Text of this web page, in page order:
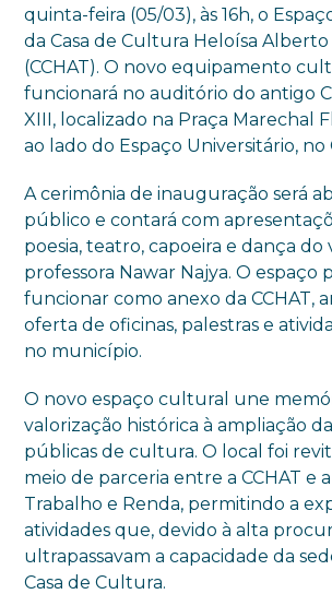
quinta-feira (05/03), às 16h, o
da Casa de Cultura Heloísa
(CCHAT). O novo equipamento
funcionará no auditório do antigo
XIII, localizado na Praça Marechal
ao lado do Espaço Universitário, no
A cerimônia de inauguração será
público e contará com
poesia, teatro, capoeira e dança do
professora Nawar Najya. O espaço
funcionar como anexo da CCHAT,
oferta de oficinas, palestras e
no município.
O novo espaço cultural une
valorização histórica à ampliação
públicas de cultura. O local foi
meio de parceria entre a CCHAT e
Trabalho e Renda, permitindo a
atividades que, devido à alta
ultrapassavam a capacidade da
Casa de Cultura.